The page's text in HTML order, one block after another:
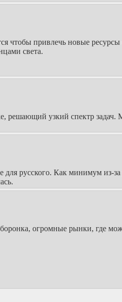
привлечь новые ресурсы
света.
узкий спектр задач.
русского. Как минимум из-
огромные рынки, где